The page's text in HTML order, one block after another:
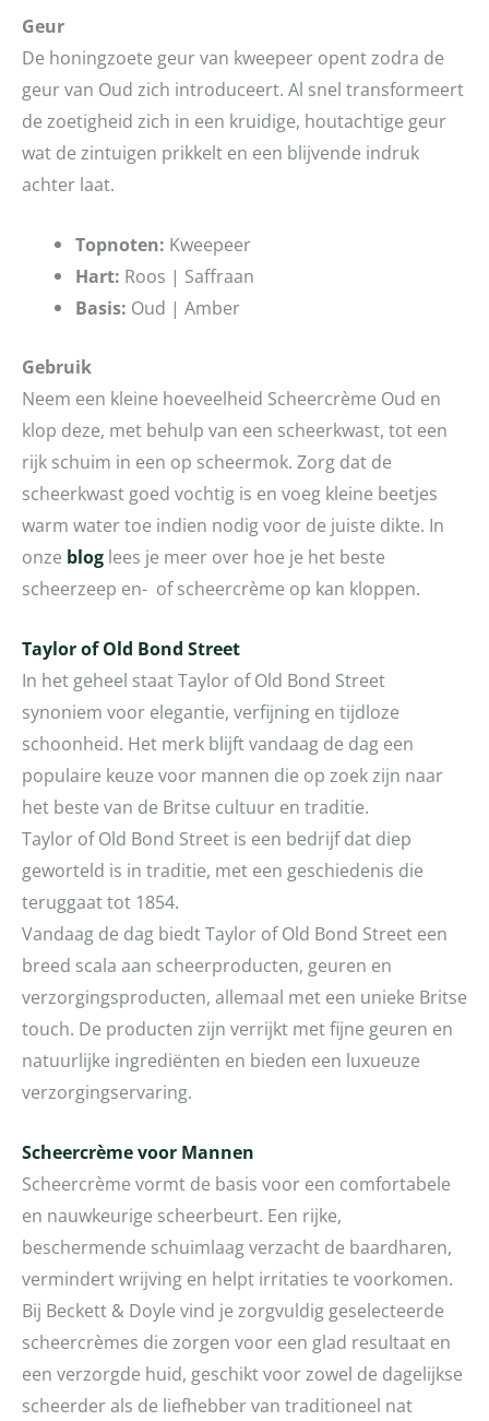
Geur
De honingzoete geur van kweepeer opent zodra de
geur van Oud zich introduceert. Al snel transformeert
de zoetigheid zich in een kruidige, houtachtige geur
wat de zintuigen prikkelt en een blijvende indruk
achter laat.
Topnoten: Kweepeer
Hart: Roos | Saffraan
Basis: Oud | Amber
Gebruik
Neem een kleine hoeveelheid Scheercrème Oud en
klop deze, met behulp van een scheerkwast, tot een
rijk schuim in een op scheermok. Zorg dat de
scheerkwast goed vochtig is en voeg kleine beetjes
warm water toe indien nodig voor de juiste dikte. In
onze blog lees je meer over hoe je het beste
scheerzeep en- of scheercrème op kan kloppen.
Taylor of Old Bond Street
In het geheel staat Taylor of Old Bond Street
synoniem voor elegantie, verfijning en tijdloze
schoonheid. Het merk blijft vandaag de dag een
populaire keuze voor mannen die op zoek zijn naar
het beste van de Britse cultuur en traditie.
Taylor of Old Bond Street is een bedrijf dat diep
geworteld is in traditie, met een geschiedenis die
teruggaat tot 1854.
Vandaag de dag biedt Taylor of Old Bond Street een
breed scala aan scheerproducten, geuren en
verzorgingsproducten, allemaal met een unieke Britse
touch. De producten zijn verrijkt met fijne geuren en
natuurlijke ingrediënten en bieden een luxueuze
verzorgingservaring.
Scheercrème voor Mannen
Scheercrème vormt de basis voor een comfortabele
en nauwkeurige scheerbeurt. Een rijke,
beschermende schuimlaag verzacht de baardharen,
vermindert wrijving en helpt irritaties te voorkomen.
Bij Beckett & Doyle vind je zorgvuldig geselecteerde
scheercrèmes die zorgen voor een glad resultaat en
een verzorgde huid, geschikt voor zowel de dagelijkse
scheerder als de liefhebber van traditioneel nat